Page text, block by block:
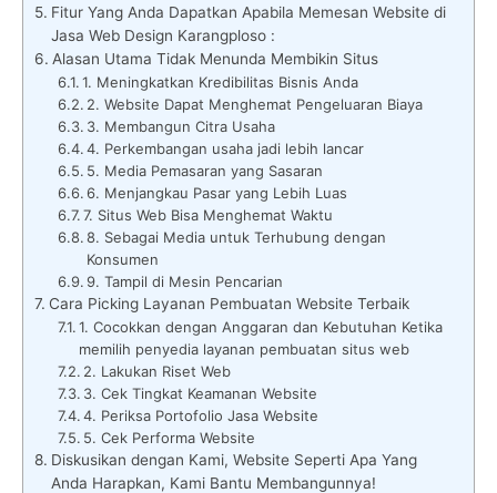
Fitur Yang Anda Dapatkan Apabila Memesan Website di
Jasa Web Design Karangploso :
Alasan Utama Tidak Menunda Membikin Situs
1. Meningkatkan Kredibilitas Bisnis Anda
2. Website Dapat Menghemat Pengeluaran Biaya
3. Membangun Citra Usaha
4. Perkembangan usaha jadi lebih lancar
5. Media Pemasaran yang Sasaran
6. Menjangkau Pasar yang Lebih Luas
7. Situs Web Bisa Menghemat Waktu
8. Sebagai Media untuk Terhubung dengan
Konsumen
9. Tampil di Mesin Pencarian
Cara Picking Layanan Pembuatan Website Terbaik
1. Cocokkan dengan Anggaran dan Kebutuhan Ketika
memilih penyedia layanan pembuatan situs web
2. Lakukan Riset Web
3. Cek Tingkat Keamanan Website
4. Periksa Portofolio Jasa Website
5. Cek Performa Website
Diskusikan dengan Kami, Website Seperti Apa Yang
Anda Harapkan, Kami Bantu Membangunnya!